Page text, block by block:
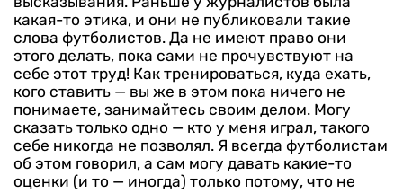
какая-то этика, и они не публиковали такие
слова футболистов. Да не имеют право они
этого делать, пока сами не прочувствуют на
себе этот труд! Как тренироваться, куда ехать,
кого ставить — вы же в этом пока ничего не
понимаете, занимайтесь своим делом. Могу
сказать только одно — кто у меня играл, такого
себе никогда не позволял. Я всегда футболистам
об этом говорил, а сам могу давать какие-то
оценки (и то — иногда) только потому, что не